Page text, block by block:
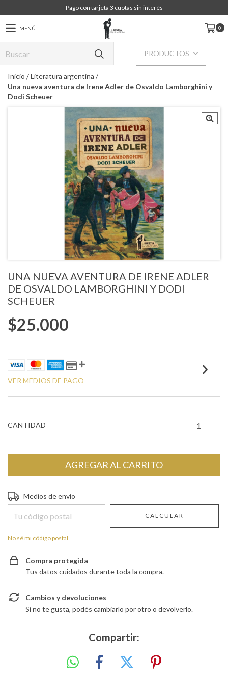
Pago con tarjeta 3 cuotas sin interés
MENÚ 0
PRODUCTOS
Inicio /Literatura argentina /
Una nueva aventura de Irene Adler de Osvaldo Lamborghini y
Dodi Scheuer
UNA NUEVA AVENTURA DE IRENE ADLER
DE OSVALDO LAMBORGHINI Y DODI
SCHEUER
$25.000
VER MEDIOS DE PAGO
CANTIDAD
Entregas para el CP:
Medios de envío
CALCULAR
No sé mi código postal
Compra protegida
Tus datos cuidados durante toda la compra.
Cambios y devoluciones
Si no te gusta, podés cambiarlo por otro o devolverlo.
Compartir: